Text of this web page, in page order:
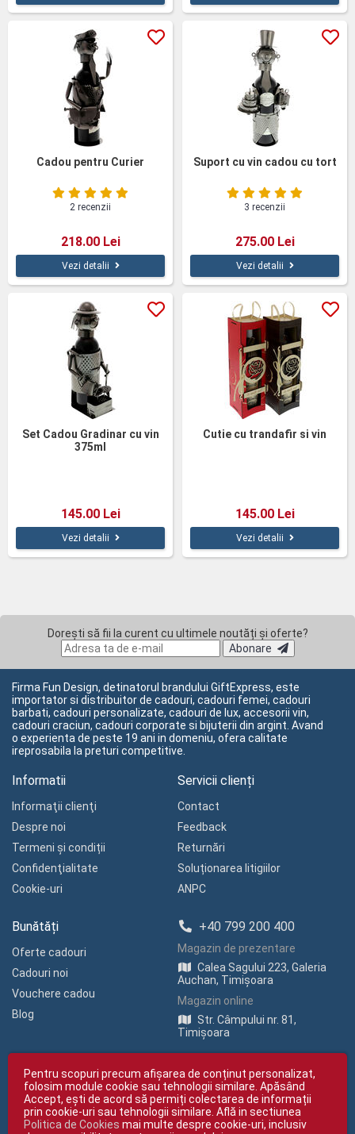
Cadou pentru Curier
2 recenzii
218.00 Lei
Vezi detalii
Suport cu vin cadou cu tort
3 recenzii
275.00 Lei
Vezi detalii
Set Cadou Gradinar cu vin
375ml
145.00 Lei
Vezi detalii
Cutie cu trandafir si vin
145.00 Lei
Vezi detalii
Dorești să fii la curent cu ultimele noutăți și oferte?
Abonare
Firma Fun Design, detinatorul brandului GiftExpress, este
importator si distribuitor de cadouri, cadouri femei, cadouri
barbati, cadouri personalizate, cadouri de lux, accesorii vin,
cadouri craciun, cadouri corporate si bijuterii din argint. Avand
o experienta de peste 19 ani in domeniu, ofera calitate
ireprosabila la preturi competitive.
Informatii
Informaţii clienţi
Despre noi
Termeni și condiții
Confidenţialitate
Cookie-uri
Servicii clienți
Contact
Feedback
Returnări
Soluționarea litigiilor
ANPC
Bunătăți
Oferte cadouri
Cadouri noi
Vouchere cadou
Blog
+40 799 200 400
Magazin de prezentare
Calea Sagului 223, Galeria
Auchan, Timișoara
Magazin online
Str. Câmpului nr. 81,
Timișoara
Copyright © giftexpress.ro | Toate drepturile rezervate
Pentru scopuri precum afișarea de conținut personalizat,
folosim module cookie sau tehnologii similare. Apăsând
Accept, ești de acord să permiți colectarea de informații
prin cookie-uri sau tehnologii similare. Află in sectiunea
Politica de Cookies mai multe despre cookie-uri, inclusiv